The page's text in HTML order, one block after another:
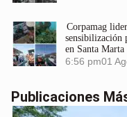
Corpamag
sensibilización
en Santa Marta
6:56 pm01
Publicaciones